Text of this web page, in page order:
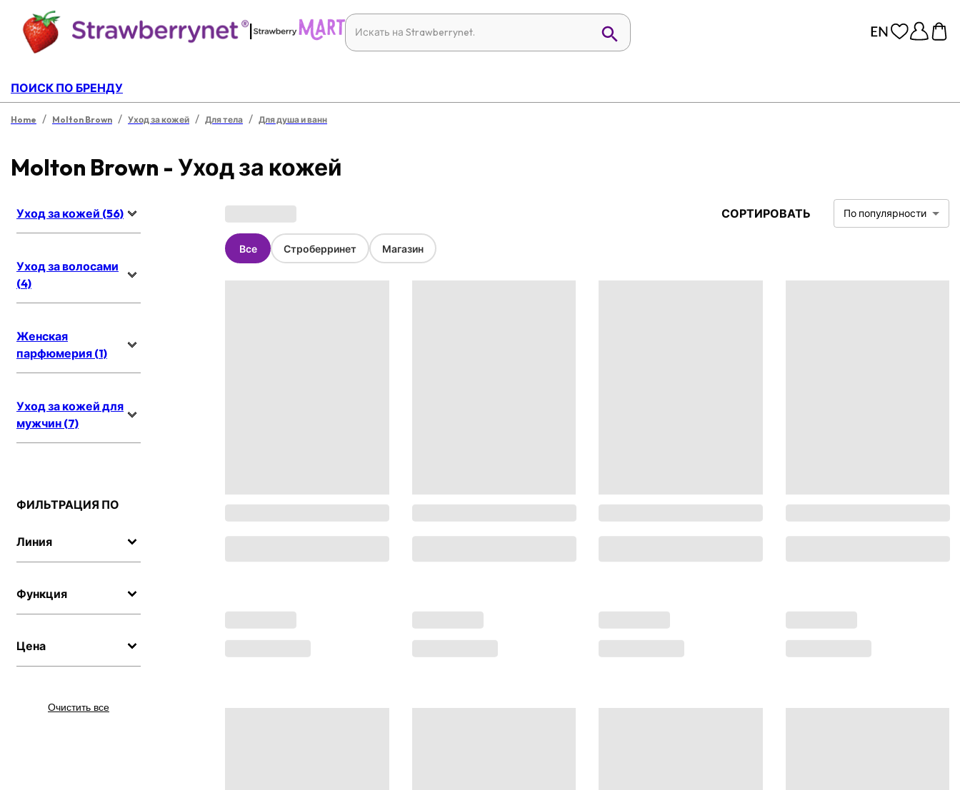
|
ПОИСК ПО БРЕНДУ
Home / Molton Brown / Уход за кожей / Для тела / Для душа и ванн
Molton Brown - Уход за кожей
Уход за кожей (56)
Уход за волосами
(4)
Женская
парфюмерия (1)
Уход за кожей для
мужчин (7)
ФИЛЬТРАЦИЯ ПО
Линия
Функция
Цена
Очистить все
СОРТИРОВАТЬ По популярности
Все Строберринет Магазин